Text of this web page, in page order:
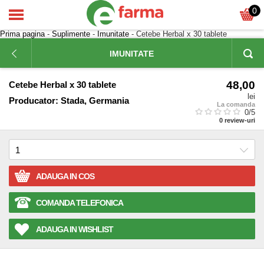
0
Prima pagina- Suplimente - Imunitate - Cetebe Herbal x 30 tablete
IMUNITATE
Cetebe Herbal x 30 tablete
Producator: Stada, Germania
48,00
lei
La comanda
0/5
0 review-uri
ADAUGA IN COS
COMANDA TELEFONICA
ADAUGA IN WISHLIST